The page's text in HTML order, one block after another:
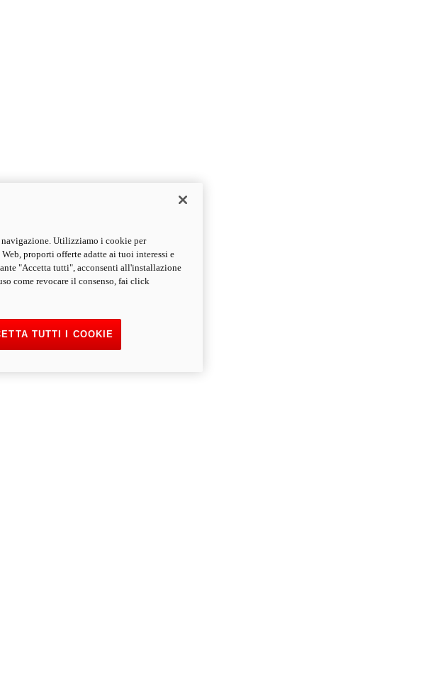
navigazione. Utilizziamo i cookie per
proporti offerte adatte ai tuoi interessi e
"Accetta tutti", acconsenti all'installazione
come revocare il consenso, fai click
TUTTI I COOKIE